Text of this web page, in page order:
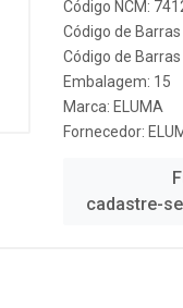
Código NCM:
Código de
Código de
Embalagem: 15
Marca: ELUMA
Fornecedor:
cadastre-